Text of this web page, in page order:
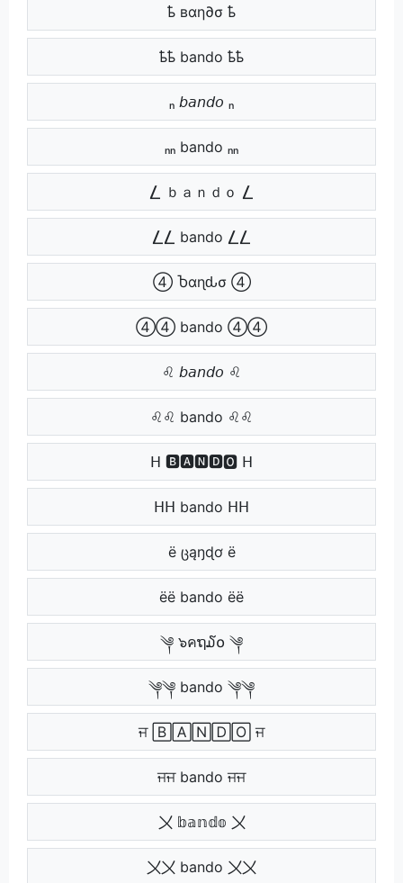
ҍ вαη∂σ ҍ
ҍҍ bando ҍҍ
ₙ 𝘣𝘢𝘯𝘥𝘰 ₙ
ₙₙ bando ₙₙ
⎳ ｂａｎｄｏ ⎳
⎳⎳ bando ⎳⎳
④ Ⴆαɳԃσ ④
④④ bando ④④
♌ 𝘣𝘢𝘯𝘥𝘰 ♌
♌♌ bando ♌♌
ᕼ 🅱🅰🅽🅳🅾 ᕼ
ᕼᕼ bando ᕼᕼ
ё ცąŋɖơ ё
ёё bando ёё
༆ ๖คຖ໓໐ ༆
༆༆ bando ༆༆
ਜ 🄱🄰🄽🄳🄾 ਜ
ਜਜ bando ਜਜ
〤 𝕓𝕒𝕟𝕕𝕠 〤
〤〤 bando 〤〤